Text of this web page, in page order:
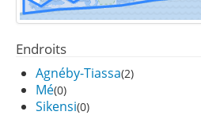
Endroits
Agnéby-Tiassa(2)
Mé(0)
Sikensi(0)